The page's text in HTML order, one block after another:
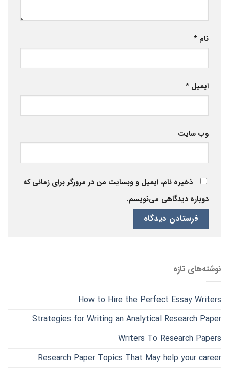
نام *
ایمیل *
وب‌ سایت
ذخیره نام، ایمیل و وبسایت من در مرورگر برای زمانی که
دوباره دیدگاهی می‌نویسم.
نوشته‌های تازه
How to Hire the Perfect Essay Writers
Strategies for Writing an Analytical Research Paper
Writers To Research Papers
Research Paper Topics That May help your career